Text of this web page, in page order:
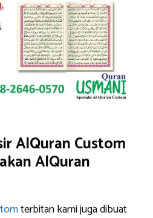
AlQuran Custom
AlQuran
terbitan kami juga dibuat